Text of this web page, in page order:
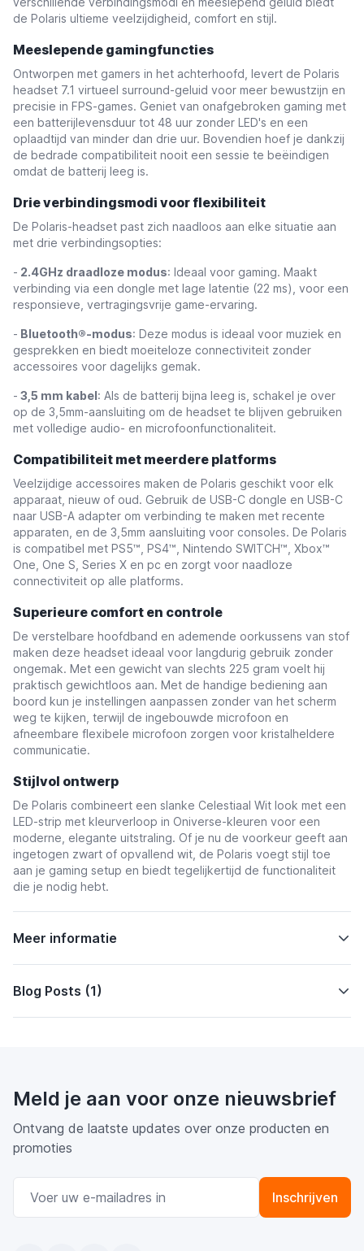
de Polaris ultieme veelzijdigheid, comfort en stijl.
Meeslepende gamingfuncties
Ontworpen met gamers in het achterhoofd, levert de Polaris
headset 7.1 virtueel surround-geluid voor meer bewustzijn en
precisie in FPS-games. Geniet van onafgebroken gaming met
een batterijlevensduur tot 48 uur zonder LED's en een
oplaadtijd van minder dan drie uur. Bovendien hoef je dankzij
de bedrade compatibiliteit nooit een sessie te beëindigen
omdat de batterij leeg is.
Drie verbindingsmodi voor flexibiliteit
De Polaris-headset past zich naadloos aan elke situatie aan
met drie verbindingsopties:
- 2.4GHz draadloze modus: Ideaal voor gaming. Maakt
verbinding via een dongle met lage latentie (22 ms), voor een
responsieve, vertragingsvrije game-ervaring.
- Bluetooth®-modus: Deze modus is ideaal voor muziek en
gesprekken en biedt moeiteloze connectiviteit zonder
accessoires voor dagelijks gemak.
- 3,5 mm kabel: Als de batterij bijna leeg is, schakel je over
op de 3,5mm-aansluiting om de headset te blijven gebruiken
met volledige audio- en microfoonfunctionaliteit.
Compatibiliteit met meerdere platforms
Veelzijdige accessoires maken de Polaris geschikt voor elk
apparaat, nieuw of oud. Gebruik de USB-C dongle en USB-C
naar USB-A adapter om verbinding te maken met recente
apparaten, en de 3,5mm aansluiting voor consoles. De Polaris
is compatibel met PS5™, PS4™, Nintendo SWITCH™, Xbox™
One, One S, Series X en pc en zorgt voor naadloze
connectiviteit op alle platforms.
Superieure comfort en controle
De verstelbare hoofdband en ademende oorkussens van stof
maken deze headset ideaal voor langdurig gebruik zonder
ongemak. Met een gewicht van slechts 225 gram voelt hij
praktisch gewichtloos aan. Met de handige bediening aan
boord kun je instellingen aanpassen zonder van het scherm
weg te kijken, terwijl de ingebouwde microfoon en
afneembare flexibele microfoon zorgen voor kristalheldere
communicatie.
Stijlvol ontwerp
De Polaris combineert een slanke Celestiaal Wit look met een
LED-strip met kleurverloop in Oniverse-kleuren voor een
moderne, elegante uitstraling. Of je nu de voorkeur geeft aan
ingetogen zwart of opvallend wit, de Polaris voegt stijl toe
aan je gaming setup en biedt tegelijkertijd de functionaliteit
die je nodig hebt.
Meer informatie
Blog Posts (1)
Meld je aan voor onze nieuwsbrief
Ontvang de laatste updates over onze producten en
promoties
Inschrijven